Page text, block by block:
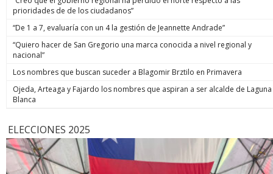
prioridades de de los ciudadanos”
“De 1 a 7, evaluaría con un 4 la gestión de Jeannette Andrade”
“Quiero hacer de San Gregorio una marca conocida a nivel regional y
nacional”
Los nombres que buscan suceder a Blagomir Brztilo en Primavera
Ojeda, Arteaga y Fajardo los nombres que aspiran a ser alcalde de Laguna
Blanca
ELECCIONES 2025